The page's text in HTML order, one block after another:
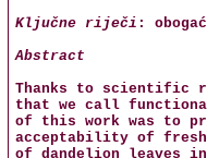
Ključne riječi :
Abstract
Thanks to scientific
that we call
of this work was to
acceptability of fresh
of dandelion leaves